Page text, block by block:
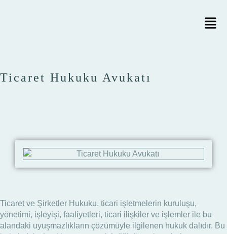
Ticaret Hukuku Avukatı
Ticaret ve Şirketler Hukuku, ticari işletmelerin kuruluşu,
yönetimi, işleyişi, faaliyetleri, ticari ilişkiler ve işlemler ile bu
alandaki uyuşmazlıkların çözümüyle ilgilenen hukuk dalıdır. Bu